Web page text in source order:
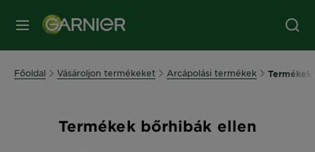
MENÜ
Főoldal Vásároljon termékeket Arcápolási termékek
Termékek bőrhibák ellen